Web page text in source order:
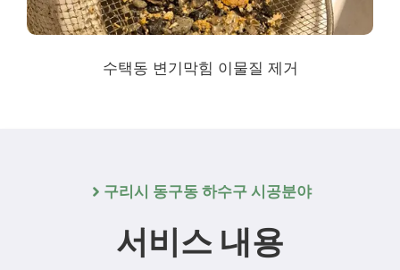
수택동 변기막힘 이물질 제거
구리시 동구동 하수구 시공분야
서비스 내용